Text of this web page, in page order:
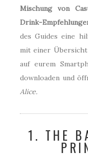
Mischung von
Drink-
des Guides eine
mit einer
auf eurem
downloaden und
Alice.
1. THE